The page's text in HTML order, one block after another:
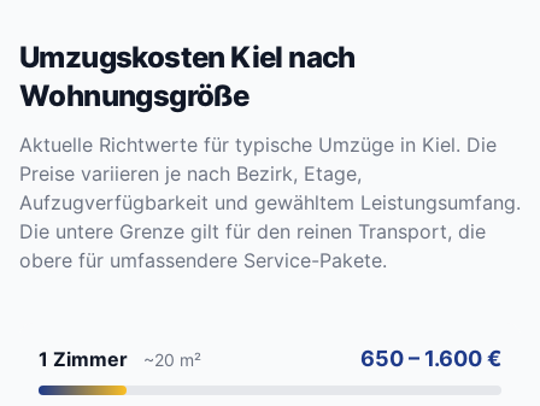
Umzugskosten Kiel nach
Wohnungsgröße
Aktuelle Richtwerte für typische Umzüge in Kiel. Die
Preise variieren je nach Bezirk, Etage,
Aufzugverfügbarkeit und gewähltem Leistungsumfang.
Die untere Grenze gilt für den reinen Transport, die
obere für umfassendere Service-Pakete.
1 Zimmer ~20 m² 650 – 1.600 €